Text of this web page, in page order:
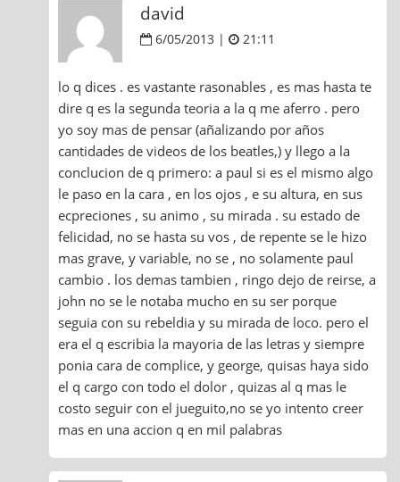
david
6/05/2013 | 21:11
lo q dices . es vastante rasonables , es mas hasta te
dire q es la segunda teoria a la q me aferro . pero
yo soy mas de pensar (añalizando por años
cantidades de videos de los beatles,) y llego a la
conclucion de q primero: a paul si es el mismo algo
le paso en la cara , en los ojos , e su altura, en sus
ecpreciones , su animo , su mirada . su estado de
felicidad, no se hasta su vos , de repente se le hizo
mas grave, y variable, no se , no solamente paul
cambio . los demas tambien , ringo dejo de reirse, a
john no se le notaba mucho en su ser porque
seguia con su rebeldia y su mirada de loco. pero el
era el q escribia la mayoria de las letras y siempre
ponia cara de complice, y george, quisas haya sido
el q cargo con todo el dolor , quizas al q mas le
costo seguir con el jueguito,no se yo intento creer
mas en una accion q en mil palabras